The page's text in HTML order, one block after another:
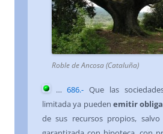
Roble de Ancosa (Cataluña)
…686.-Que las
limitada ya pueden emitir
de sus recursos propios,